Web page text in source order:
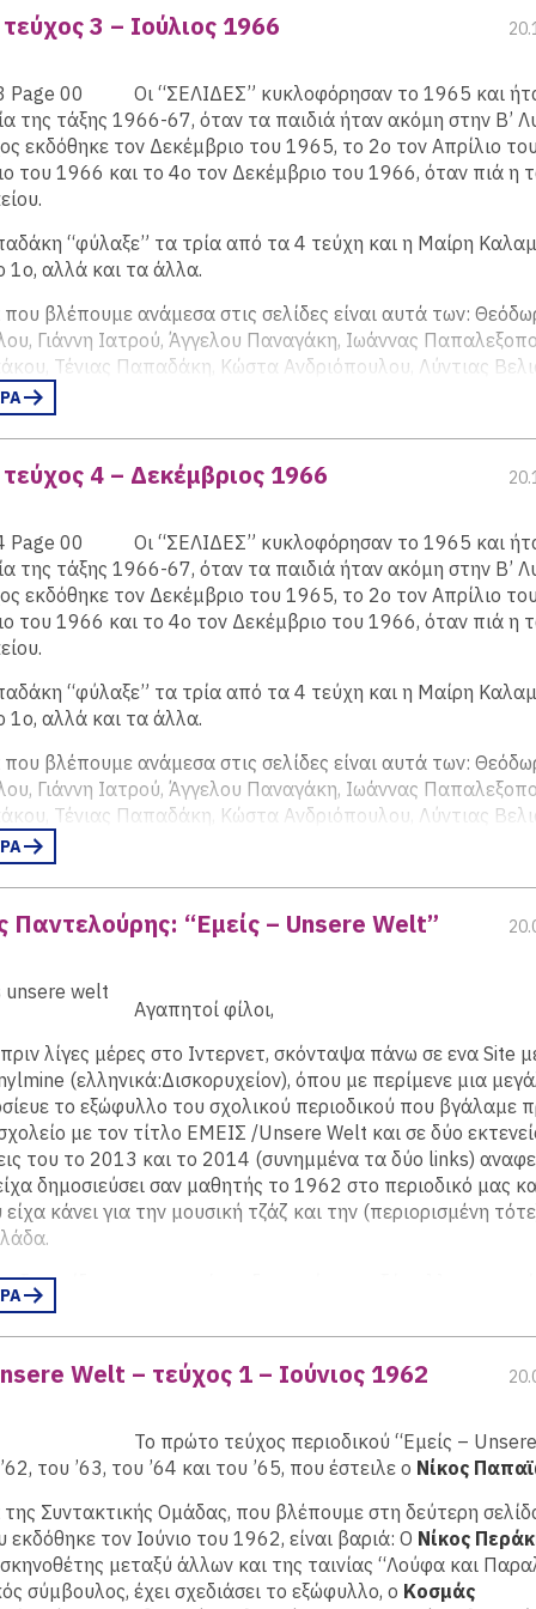
ορθόν. Ιδου η απόδειξης: Όλοι είνα κόπανοι
Κινέζος (*ψευ). Άρα ο Πιερράκος είναι κόπανος.Όπως
Νομίδου, Ηρακλή Οικονόμου, Θανάση Παπαγεωργίου,
υπάρχει φρέσκο καλοσχεδιασμένο εξώφυλλο και
σε όλα τα επίπεδα σε σχέση με το πρώτο και βέβαια
3 – Ιούλιος 1966
Οι “ΣΕΛΙΔΕΣ” κυκλοφόρησαν το 1965 και
της τάξης 1966-67, όταν τα παιδιά ήταν ακόμη στην Β’
εκδόθηκε τον Δεκέμβριο του 1965, το 2ο τον Απρίλιο
του 1966 και το 4ο τον Δεκέμβριο του 1966, όταν πιά η
“φύλαξε” τα τρία από τα 4 τεύχη και η Μαίρη
1ο, αλλά και τα άλλα.
βλέπουμε ανάμεσα στις σελίδες είναι αυτά των:
Γιάννη Ιατρού, Άγγελου Παναγάκη, Ιωάννας
Τένιας Παπαδάκη, Κώστα Ανδριόπουλου, Λύντιας
Ράνιας Γεωργίου, Θέμι Δημίδη, Δημήτρη Δαφίνη,
Ζαμπέλη, Γιάννη Καπαγιαννίδη, Γιάννας Κουτρολίκου,
Δημήτρη Κόστιτς, Σταύρου Νικολαΐδη, Μαλάμως
Νομίδου, Ηρακλή Οικονόμου, Θανάση Παπαγεωργίου,
έχουμε πολύ περισσότερες σελίδες (46) και
“, “-Τι τρίτο και τελευταίο; “
4 – Δεκέμβριος 1966
Οι “ΣΕΛΙΔΕΣ” κυκλοφόρησαν το 1965 και
της τάξης 1966-67, όταν τα παιδιά ήταν ακόμη στην Β’
εκδόθηκε τον Δεκέμβριο του 1965, το 2ο τον Απρίλιο
του 1966 και το 4ο τον Δεκέμβριο του 1966, όταν πιά η
“φύλαξε” τα τρία από τα 4 τεύχη και η Μαίρη
1ο, αλλά και τα άλλα.
βλέπουμε ανάμεσα στις σελίδες είναι αυτά των:
Γιάννη Ιατρού, Άγγελου Παναγάκη, Ιωάννας
Τένιας Παπαδάκη, Κώστα Ανδριόπουλου, Λύντιας
Ράνιας Γεωργίου, Θέμι Δημίδη, Δημήτρη Δαφίνη,
Ζαμπέλη, Γιάννη Καπαγιαννίδη, Γιάννας Κουτρολίκου,
Δημήτρη Κόστιτς, Σταύρου Νικολαΐδη, Μαλάμως
Νομίδου, Ηρακλή Οικονόμου, Θανάση Παπαγεωργίου,
που είναι και το τελευταίο έχουμε 50 σελίδες και να
ότι βρισκόμαστε πλέον λίγους μήνες πριν από το
Παντελούρης: “Εμείς – Unsere Welt”
Αγαπητοί φίλοι,
λίγες μέρες στο Ιντερνετ, σκόνταψα πάνω σε ενα Site
(ελληνικά:Δισκορυχείον), όπου με περίμενε μια
το εξώφυλλο του σχολικού περιοδικού που βγάλαμε
με τον τίτλο ΕΜΕΙΣ /Unsere Welt και σε δύο
του το 2013 και το 2014 (συνημμένα τα δύο links)
δημοσιεύσει σαν μαθητής το 1962 στο περιοδικό μας
κάνει για την μουσική τζάζ και την (περιορισμένη
ξαναείδα μετα απο τόσες δεκαετίες το εξώφυλλο του
ΕΜΕΙΣ που ειχε φιλοτεχνήσει ο πολυτάλαντος συμμαθητής
σκηνοθέτης Νίκος Περάκης. Ο Νίκος είχε
για την βραδυά τζάζ που οργανώσαμε την ίδια χρονιά
επιμέλεια του φίλου απο το γερμανικό τμήμα
μοναδική επιτυχία τη δεκαετία του ΄70 στο Grips-Theater
που οργανώσαμε τότε στο κτίριο της Πατησίων είχε
που υποχρεωθήκαμε να την επαναλάβουμε. Θυμάμαι τον
κατάμεστη αίθουσα να βρεί καρέκλες για τους όρθιους,
με ενθουσιασμό στην πρώτη προς τα έξω εκδήλωση που
Welt – τεύχος 1 – Ιούνιος 1962
Το πρώτο τεύχος περιοδικού “Εμείς –
του ’63, του ’64 και του ’65, που έστειλε ο Νίκος
Συντακτικής Ομάδας, που βλέπουμε στη δεύτερη
εκδόθηκε τον Ιούνιο του 1962, είναι βαριά: Ο Νίκος
μεταξύ άλλων και της ταινίας “Λούφα και
σύμβουλος, έχει σχεδιάσει το εξώφυλλο, ο Κοσμάς